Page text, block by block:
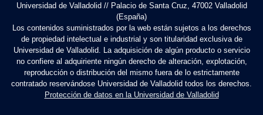
Universidad de Valladolid // Palacio de Santa Cruz, 47002 Valladolid
(España)
Los contenidos suministrados por la web están sujetos a los derechos
de propiedad intelectual e industrial y son titularidad exclusiva de
Universidad de Valladolid. La adquisición de algún producto o servicio
no confiere al adquiriente ningún derecho de alteración, explotación,
reproducción o distribución del mismo fuera de lo estrictamente
contratado reservándose Universidad de Valladolid todos los derechos.
Protección de datos en la Universidad de Valladolid